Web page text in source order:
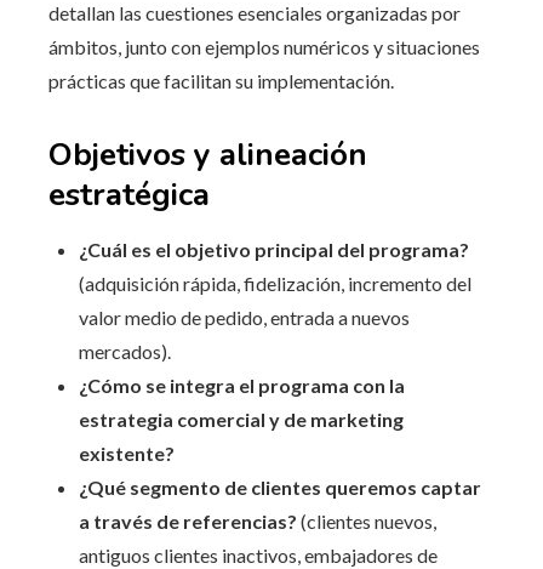
detallan las cuestiones esenciales organizadas por
ámbitos, junto con ejemplos numéricos y situaciones
prácticas que facilitan su implementación.
Objetivos y alineación
estratégica
¿Cuál es el objetivo principal del programa?
(adquisición rápida, fidelización, incremento del
valor medio de pedido, entrada a nuevos
mercados).
¿Cómo se integra el programa con la
estrategia comercial y de marketing
existente?
¿Qué segmento de clientes queremos captar
a través de referencias? (clientes nuevos,
antiguos clientes inactivos, embajadores de